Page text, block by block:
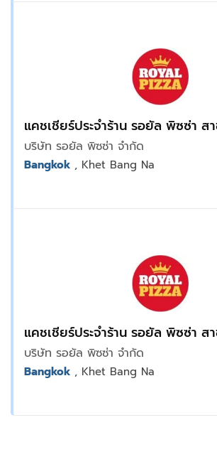
แคชเชียร์ประจำร้าน รอยัล พิซซ่า ส
บริษัท รอยัล พิซซ่า จำกัด
Bangkok , Khet Bang Na
แคชเชียร์ประจำร้าน รอยัล พิซซ่า ส
บริษัท รอยัล พิซซ่า จำกัด
Bangkok , Khet Bang Na